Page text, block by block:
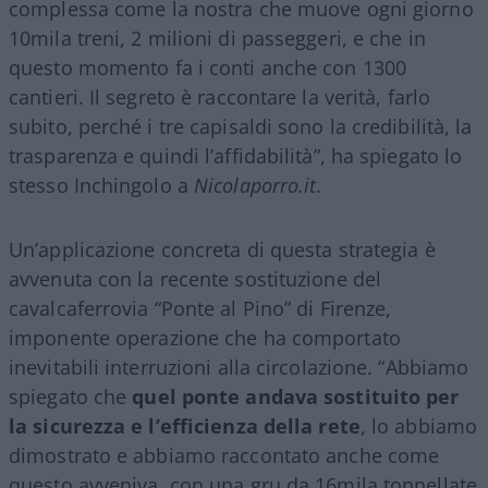
complessa come la nostra che muove ogni giorno
10mila treni, 2 milioni di passeggeri, e che in
questo momento fa i conti anche con 1300
cantieri. Il segreto è raccontare la verità, farlo
subito, perché i tre capisaldi sono la credibilità, la
trasparenza e quindi l’affidabilità”, ha spiegato lo
stesso Inchingolo a Nicolaporro.it.
Un’applicazione concreta di questa strategia è
avvenuta con la recente sostituzione del
cavalcaferrovia “Ponte al Pino” di Firenze,
imponente operazione che ha comportato
inevitabili interruzioni alla circolazione. “Abbiamo
spiegato che quel ponte andava sostituito per
la sicurezza e l’efficienza della rete, lo abbiamo
dimostrato e abbiamo raccontato anche come